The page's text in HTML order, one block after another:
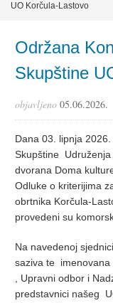
UO Korčula-Lastovo
Održana
Skupštine
objavljeno 05.06.2026.
Dana 03. lipnja
Skupštine
dvorana Doma
Odluke o kriterijima
obrtnika Korčula-
provedeni su
Na navedenoj
saziva te imenovana
, Upravni odbor i
predstavnici našeg